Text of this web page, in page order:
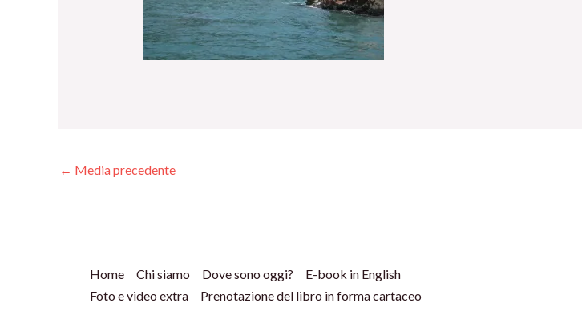
← Media precedente
Home Chi siamo Dove sono oggi?
E-book in English
Foto e video extra
Prenotazione del libro in forma cartaceo